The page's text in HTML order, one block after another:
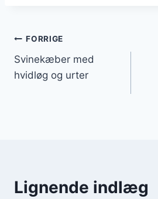
Indlægsnavigation
FORRIGE
Svinekæber med
hvidløg og urter
Lignende indlæg